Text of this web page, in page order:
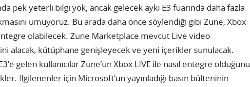
pek yeterli bilgi yok, ancak gelecek ayki E3 fuarında daha fazla
umuyoruz. Bu arada daha önce söylendiği gibi Zune, Xbox
olabilecek. Zune Marketplace mevcut Live video
alacak, kütüphane genişleyecek ve yeni içerikler sunulacak.
gelen kullanıcılar Zune’un Xbox LIVE ile nasıl entegre olduğunu
İlgilenenler için Microsoft’un yayınladığı basın bülteninin